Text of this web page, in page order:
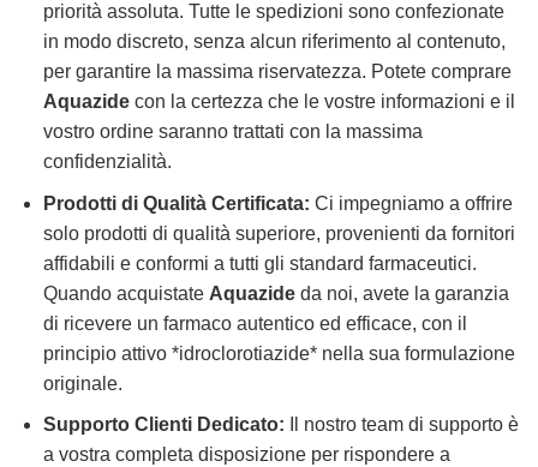
priorità assoluta. Tutte le spedizioni sono confezionate
in modo discreto, senza alcun riferimento al contenuto,
per garantire la massima riservatezza. Potete comprare
Aquazidecon la certezza che le vostre informazioni e il
vostro ordine saranno trattati con la massima
confidenzialità.
Prodotti di Qualità Certificata: Ci impegniamo a offrire
solo prodotti di qualità superiore, provenienti da fornitori
affidabili e conformi a tutti gli standard farmaceutici.
Quando acquistate Aquazideda noi, avete la garanzia
di ricevere un farmaco autentico ed efficace, con il
principio attivo *idroclorotiazide* nella sua formulazione
originale.
Supporto Clienti Dedicato: Il nostro team di supporto è
a vostra completa disposizione per rispondere a